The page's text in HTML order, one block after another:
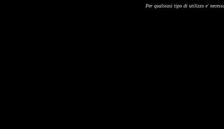
Per qualsiasi tipo di utilizzo e'